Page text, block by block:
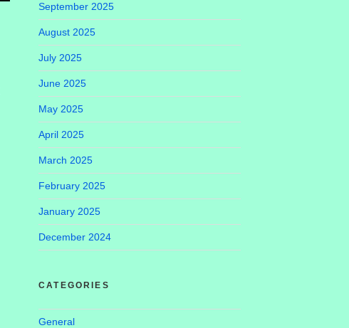
September 2025
August 2025
July 2025
June 2025
May 2025
April 2025
March 2025
February 2025
January 2025
December 2024
CATEGORIES
General